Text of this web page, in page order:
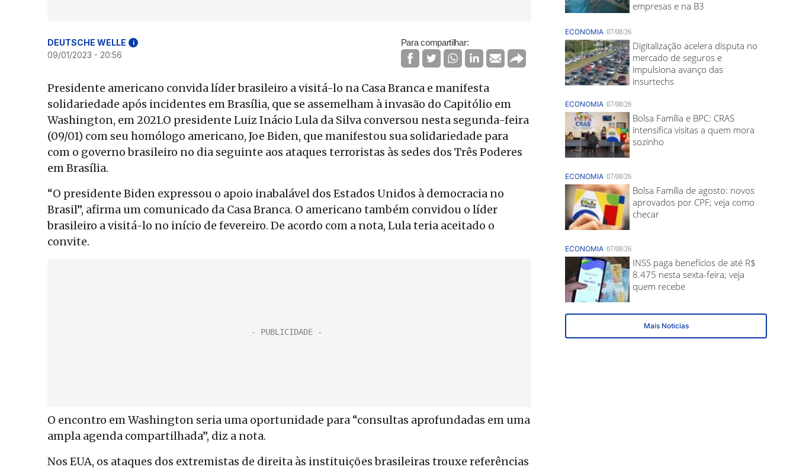
DEUTSCHE WELLE i
09/01/2023 - 20:56
Para compartilhar:
Presidente americano convida líder brasileiro a visitá-lo na Casa Branca e manifesta
solidariedade após incidentes em Brasília, que se assemelham à invasão do Capitólio em
Washington, em 2021.O presidente Luiz Inácio Lula da Silva conversou nesta segunda-feira
(09/01) com seu homólogo americano, Joe Biden, que manifestou sua solidariedade para
com o governo brasileiro no dia seguinte aos ataques terroristas às sedes dos Três Poderes
em Brasília.
“O presidente Biden expressou o apoio inabalável dos Estados Unidos à democracia no
Brasil”, afirma um comunicado da Casa Branca. O americano também convidou o líder
brasileiro a visitá-lo no início de fevereiro. De acordo com a nota, Lula teria aceitado o
convite.
O encontro em Washington seria uma oportunidade para “consultas aprofundadas em uma
ampla agenda compartilhada”, diz a nota.
Nos EUA, os ataques dos extremistas de direita às instituições brasileiras trouxe referências